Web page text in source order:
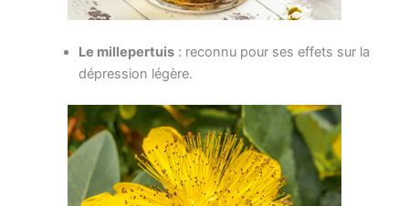
Le millepertuis : reconnu pour ses effets sur la
dépression légère.